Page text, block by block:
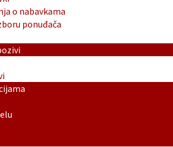
o nabavkama
ponuđača